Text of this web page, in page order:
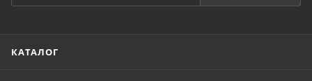
КАТАЛОГ